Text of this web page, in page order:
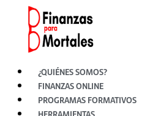
contenido
¿QUIÉNES SOMOS?
FINANZAS ONLINE
PROGRAMAS FORMATIVOS
HERRAMIENTAS